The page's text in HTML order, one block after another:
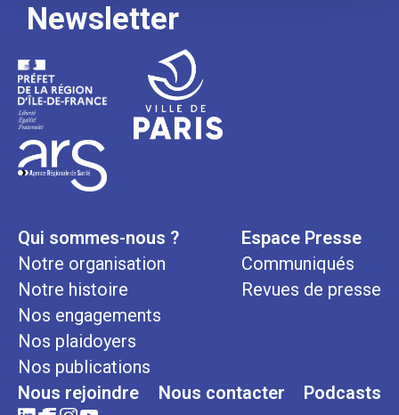
Newsletter
Qui sommes-nous ?
Notre organisation
Notre histoire
Nos engagements
Nos plaidoyers
Nos publications
Espace Presse
Communiqués
Revues de presse
Nous rejoindre Nous contacter Podcasts